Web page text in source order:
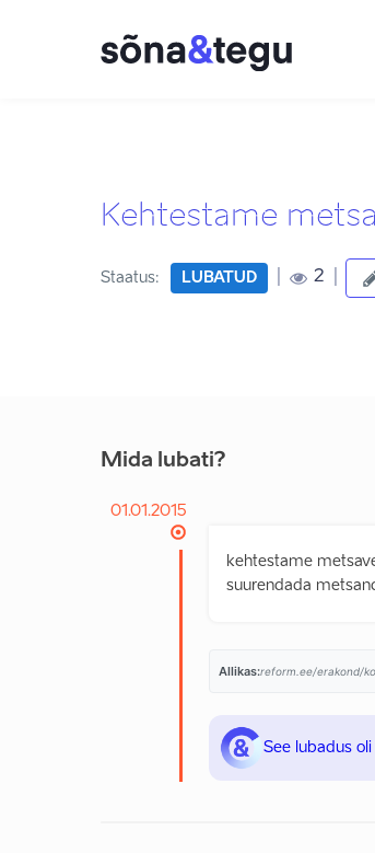
Kehtestame
Staatus: LUBATUD 2
Mida lubati?
01.01.2015
kehtestame
suurendada
Allikas:reform.ee/erakond/
See lubadus